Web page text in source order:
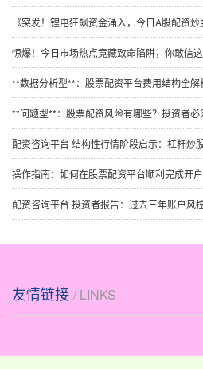
《突发！锂电狂飙资金涌入，今日A股配资炒
惊爆！今日市场热点竟藏致命陷阱，你敢信这
**数据分析型**：股票配资平台费用结构全
**问题型**：股票配资风险有哪些？投资者必
配资咨询平台 结构性行情阶段启示：杠杆炒
操作指南：如何在股票配资平台顺利完成开户
配资咨询平台 投资者报告：过去三年账户风控实践使
友情链接 / LINKS